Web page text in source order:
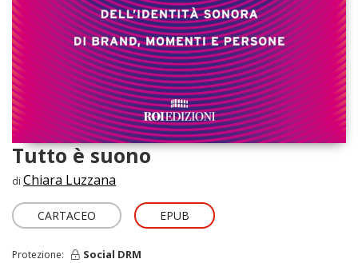
Tutto è suono
di Chiara Luzzana
CARTACEO EPUB
Protezione: Social DRM